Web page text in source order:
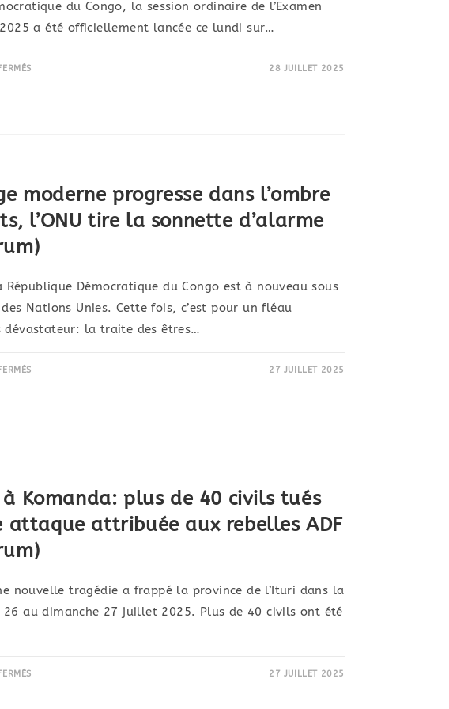
du Congo, la session ordinaire de l’Examen
a été officiellement lancée ce lundi sur…
28 JUILLET 2025
moderne progresse dans l’ombre
l’ONU tire la sonnette d’alarme
République Démocratique du Congo est à nouveau sous
Nations Unies. Cette fois, c’est pour un fléau
dévastateur: la traite des êtres…
27 JUILLET 2025
à Komanda: plus de 40 civils tués
attaque attribuée aux rebelles ADF
nouvelle tragédie a frappé la province de l’Ituri dans la
26 au dimanche 27 juillet 2025. Plus de 40 civils ont été
27 JUILLET 2025